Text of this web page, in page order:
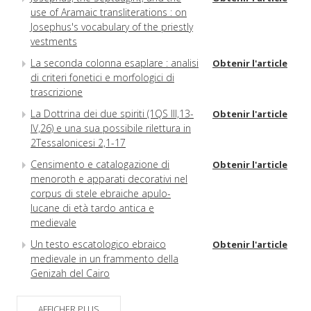
use of Aramaic transliterations : on
Josephus's vocabulary of the priestly
vestments
La seconda colonna esaplare : analisi
di criteri fonetici e morfologici di
trascrizione
Obtenir l'article
La Dottrina dei due spiriti (1QS III,13-
IV,26) e una sua possibile rilettura in
2Tessalonicesi 2,1-17
Obtenir l'article
Censimento e catalogazione di
menoroth e apparati decorativi nel
corpus di stele ebraiche apulo-
lucane di età tardo antica e
medievale
Obtenir l'article
Un testo escatologico ebraico
medievale in un frammento della
Genizah del Cairo
Obtenir l'article
Barayta de-Mazzalot : traduzione